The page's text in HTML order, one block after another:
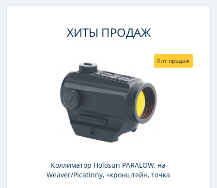
ХИТЫ ПРОДАЖ
Хит продаж
Коллиматор Holosun PARALOW, на
Weaver/Picatinny, +кронштейн, точка